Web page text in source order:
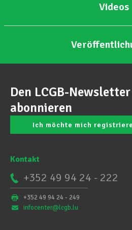
Videos
Den LCGB-
abonnieren
Ich möchte mich
Kontakt
+352 49 94 24 - 222
+352 49 94 24 - 249
infocenter@lcgb.lu